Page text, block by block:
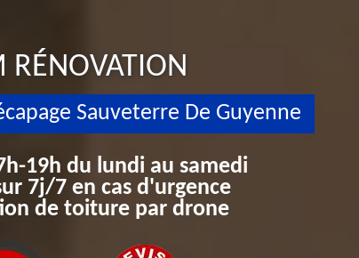
RÉNOVATION
Sauveterre De Guyenne
19h du lundi au samedi
7j/7 en cas d'urgence
de toiture par drone